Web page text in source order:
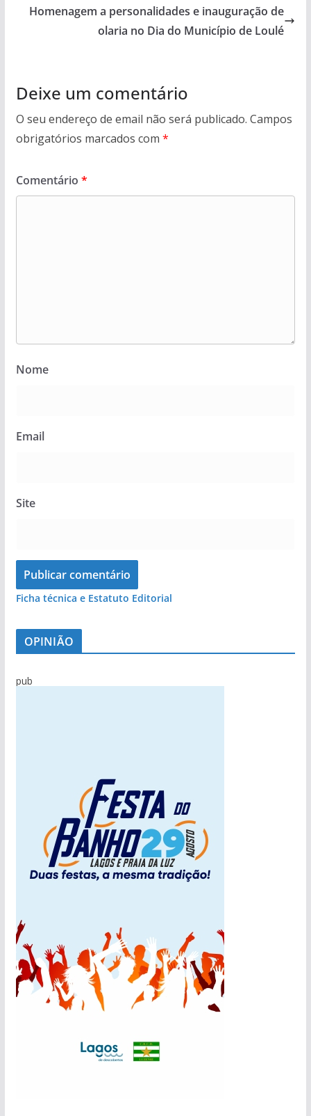
Homenagem a personalidades e inauguração de
olaria no Dia do Município de Loulé
Deixe um comentário
O seu endereço de email não será publicado. Campos
obrigatórios marcados com *
Comentário *
Nome
Email
Site
Ficha técnica e Estatuto Editorial
OPINIÃO
pub